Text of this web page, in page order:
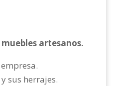
artesanos.
sus herrajes.